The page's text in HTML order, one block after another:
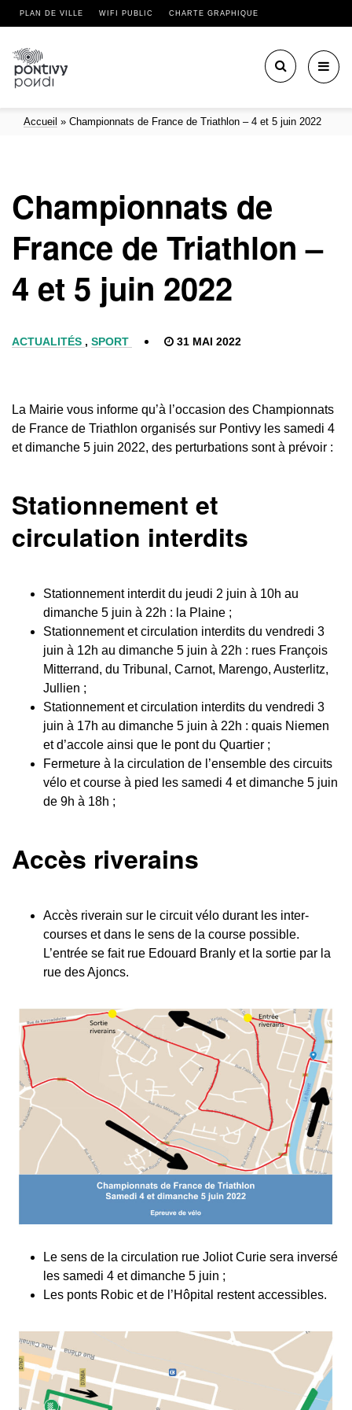
PLAN DE VILLE WIFI PUBLIC CHARTE GRAPHIQUE
Accueil » Championnats de France de Triathlon – 4 et 5 juin 2022
Championnats de
France de Triathlon –
4 et 5 juin 2022
ACTUALITÉS , SPORT 31 MAI 2022
La Mairie vous informe qu’à l’occasion des Championnats
de France de Triathlon organisés sur Pontivy les samedi 4
et dimanche 5 juin 2022, des perturbations sont à prévoir :
Stationnement et
circulation interdits
Stationnement interdit du jeudi 2 juin à 10h au
dimanche 5 juin à 22h : la Plaine ;
Stationnement et circulation interdits du vendredi 3
juin à 12h au dimanche 5 juin à 22h : rues François
Mitterrand, du Tribunal, Carnot, Marengo, Austerlitz,
Jullien ;
Stationnement et circulation interdits du vendredi 3
juin à 17h au dimanche 5 juin à 22h : quais Niemen
et d’accole ainsi que le pont du Quartier ;
Fermeture à la circulation de l’ensemble des circuits
vélo et course à pied les samedi 4 et dimanche 5 juin
de 9h à 18h ;
Accès riverains
Accès riverain sur le circuit vélo durant les inter-
courses et dans le sens de la course possible.
L’entrée se fait rue Edouard Branly et la sortie par la
rue des Ajoncs.
Le sens de la circulation rue Joliot Curie sera inversé
les samedi 4 et dimanche 5 juin ;
Les ponts Robic et de l’Hôpital restent accessibles.